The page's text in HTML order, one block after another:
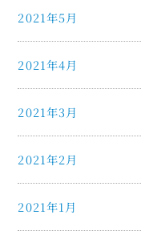
2021年5月
2021年4月
2021年3月
2021年2月
2021年1月